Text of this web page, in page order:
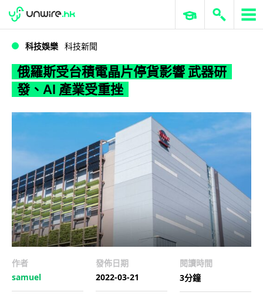
WWDC 2026 ERP 與商業 AI
科技娛樂 科技新聞
俄羅斯受台積電晶片停貨影響 武器研
發、AI 產業受重挫
作者
samuel
發佈日期
2022-03-21
閱讀時間
3分鐘